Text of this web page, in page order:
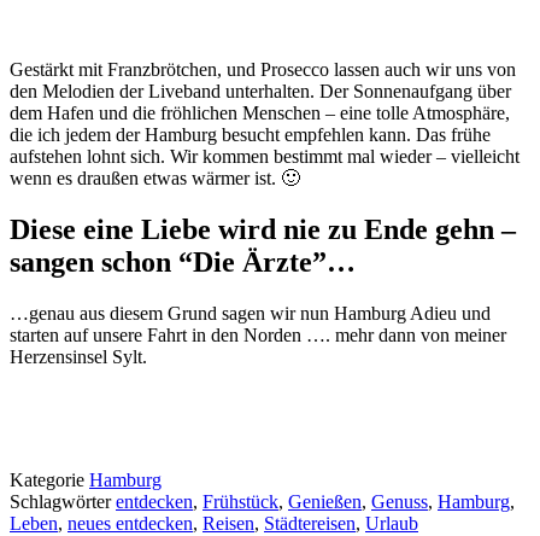
Gestärkt mit Franzbrötchen, und Prosecco lassen auch wir uns von
den Melodien der Liveband unterhalten. Der Sonnenaufgang über
dem Hafen und die fröhlichen Menschen – eine tolle Atmosphäre,
die ich jedem der Hamburg besucht empfehlen kann. Das frühe
aufstehen lohnt sich. Wir kommen bestimmt mal wieder – vielleicht
wenn es draußen etwas wärmer ist. 🙂
Diese eine Liebe wird nie zu Ende gehn –
sangen schon “Die Ärzte”…
…genau aus diesem Grund sagen wir nun Hamburg Adieu und
starten auf unsere Fahrt in den Norden …. mehr dann von meiner
Herzensinsel Sylt.
Kategorie Hamburg
Schlagwörterentdecken, Frühstück, Genießen, Genuss, Hamburg,
Leben, neues entdecken, Reisen, Städtereisen, Urlaub